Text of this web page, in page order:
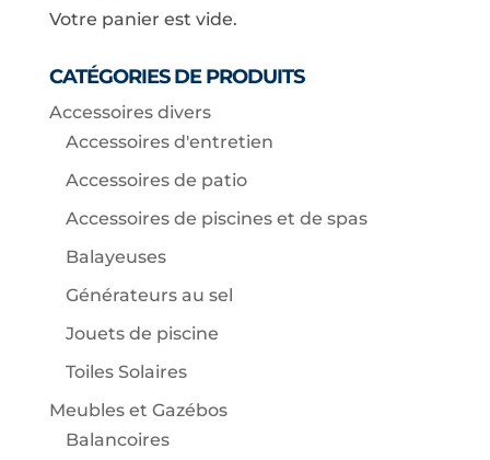
Votre panier est vide.
CATÉGORIES DE PRODUITS
Accessoires divers
Accessoires d'entretien
Accessoires de patio
Accessoires de piscines et de spas
Balayeuses
Générateurs au sel
Jouets de piscine
Toiles Solaires
Meubles et Gazébos
Balancoires